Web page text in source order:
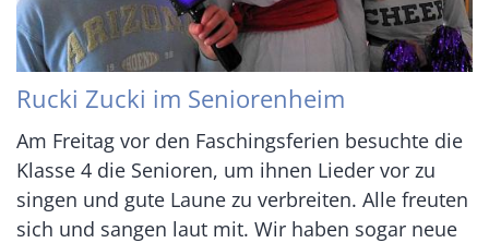
Rucki Zucki im Seniorenheim
Am Freitag vor den Faschingsferien besuchte die
Klasse 4 die Senioren, um ihnen Lieder vor zu
singen und gute Laune zu verbreiten. Alle freuten
sich und sangen laut mit. Wir haben sogar neue